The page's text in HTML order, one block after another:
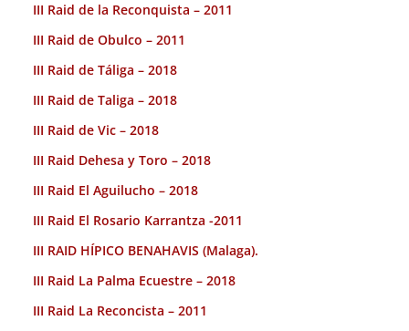
III Raid de la Reconquista – 2011
III Raid de Obulco – 2011
III Raid de Táliga – 2018
III Raid de Taliga – 2018
III Raid de Vic – 2018
III Raid Dehesa y Toro – 2018
III Raid El Aguilucho – 2018
III Raid El Rosario Karrantza -2011
III RAID HÍPICO BENAHAVIS (Malaga).
III Raid La Palma Ecuestre – 2018
III Raid La Reconcista – 2011